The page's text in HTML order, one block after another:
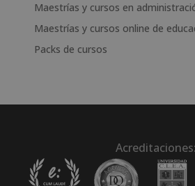
Maestrías y cursos en
Maestrías y cursos online de
Packs de cursos
Acreditaciones: